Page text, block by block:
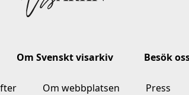
Om Svenskt visarkiv Besök
Om webbplatsen Press